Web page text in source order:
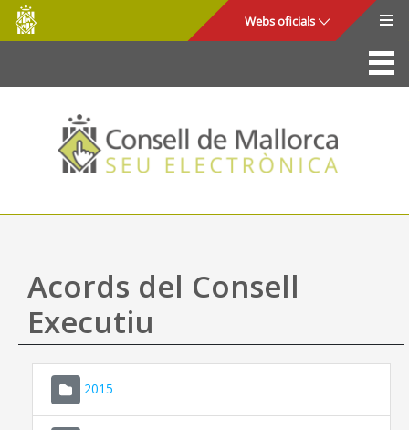
Salta al contingut principal
Consell
de
Mallorca
Webs oficials
La Seu
Consell de Mallorca
Accés i seguretat
Utilitats
Ajuda
Acords del Consell
Executiu
2015